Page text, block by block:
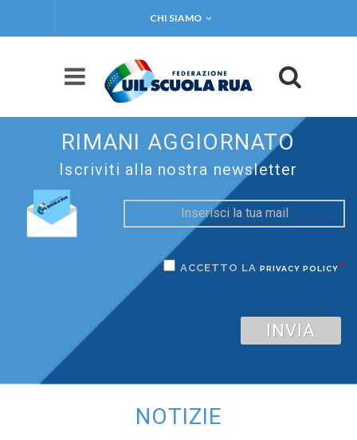
CHI SIAMO
RIMANI AGGIORNATO
Iscriviti alla nostra newsletter
ACCETTO LA PRIVACY POLICY*
INVIA
NOTIZIE